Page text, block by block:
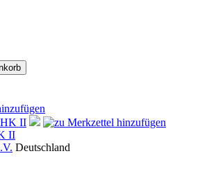
II
Deutschland